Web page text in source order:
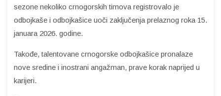
sezone nekoliko crnogorskih timova registrovalo je
odbojkaše i odbojkašice uoči zaključenja prelaznog roka 15.
januara 2026. godine.
Takođe, talentovane crnogorske odbojkašice pronalaze
nove sredine i inostrani angažman, prave korak naprijed u
karijeri.